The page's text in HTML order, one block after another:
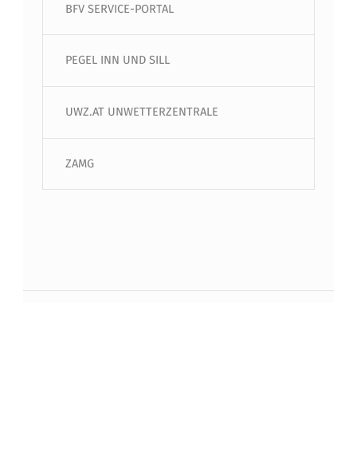
BFV SERVICE-PORTAL
PEGEL INN UND SILL
UWZ.AT UNWETTERZENTRALE
ZAMG
Beitragsnavigation